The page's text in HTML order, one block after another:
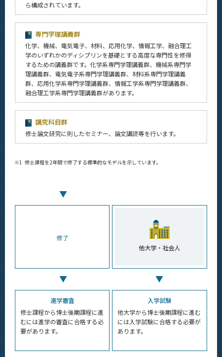
ら構成されています。
専門学理講義群
化学、機械、電気電子、材料、応用化学、情報工学、融合理工
学のいずれかのディシプリンを基礎とする高度な専門性を修得
するための講義群です。化学系専門学理講義群、機械系専門学
理講義群、電気電子系専門学理講義群、材料系専門学理講義
群、応用化学系専門学理講義群、情報工学系専門学理講義群、
融合理工学系専門学理講義群があります。
講究科目群
修士論文研究に則したセミナー、論文講読等を行います。
※1 修士課程を2年間で修了する標準的なモデルを示しています。
修了
進学審査
修士課程から博士後期課程に進
むには進学の審査に合格する必
要があります。
他大学・社会人
入学試験
他大学から博士後期課程に進む
には入学試験に合格する必要が
あります。